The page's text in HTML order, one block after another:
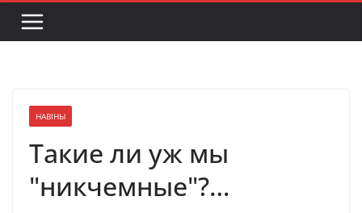
НАВІНЫ
Такие ли уж мы
"никчемные"?…